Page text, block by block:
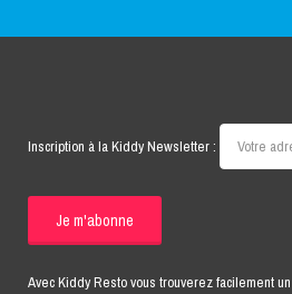
Inscription à la Kiddy Newsletter :
Avec Kiddy Resto vous trouverez facilement